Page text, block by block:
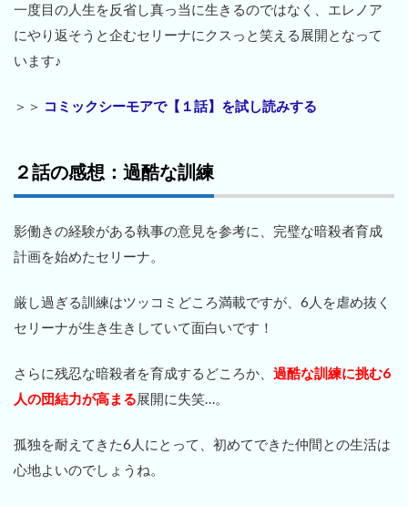
一度目の人生を反省し真っ当に生きるのではなく、エレノア
にやり返そうと企むセリーナにクスっと笑える展開となって
います♪
＞＞ コミックシーモアで【１話】を試し読みする
２話の感想：過酷な訓練
影働きの経験がある執事の意見を参考に、完璧な暗殺者育成
計画を始めたセリーナ。
厳し過ぎる訓練はツッコミどころ満載ですが、6人を虐め抜く
セリーナが生き生きしていて面白いです！
さらに残忍な暗殺者を育成するどころか、 過酷な訓練に挑む6
人の団結力が高まる展開に失笑…。
孤独を耐えてきた6人にとって、初めてできた仲間との生活は
心地よいのでしょうね。